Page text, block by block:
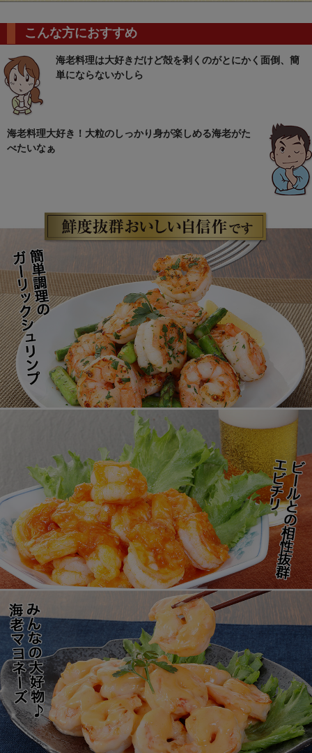
こんな方におすすめ
海老料理は大好きだけど殻を剥くのがとにかく面倒、簡
単にならないかしら
海老料理大好き！大粒のしっかり身が楽しめる海老がた
べたいなぁ